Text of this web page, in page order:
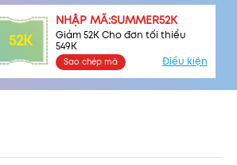
52K
NHẬP MÃ:SUMMER52K
Giảm 52K Cho đơn tối thiểu
549K
Sao chép mã Điều kiện